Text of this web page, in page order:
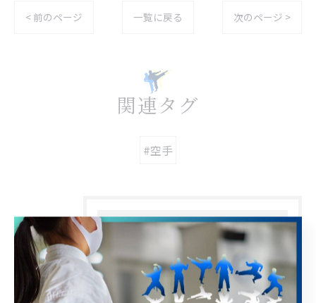
< 前のページ 一覧に戻る 次のページ >
関連タグ
#空手
カテゴリー CATEGORIES
全てのカテゴリー
幼児